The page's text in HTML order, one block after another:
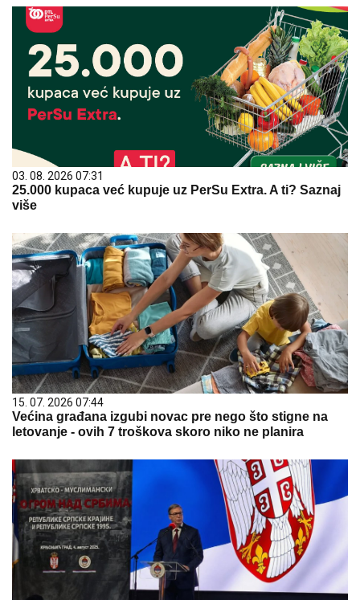
03. 08. 2026 07:31
25.000 kupaca već kupuje uz PerSu Extra. A ti? Saznaj
više
15. 07. 2026 07:44
Većina građana izgubi novac pre nego što stigne na
letovanje - ovih 7 troškova skoro niko ne planira